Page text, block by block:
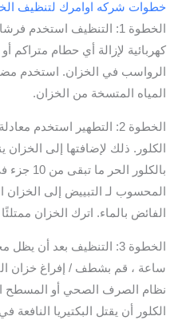
خطوات شركه اوامرك لتنظيف
الخطوة 1: التنظيف
كهربائية لإزالة أي حطام متراكم
الرواسب في الخزان. استخدم
المياه المتسخة من الخزان.
الخطوة 2: التطهير استخدم
الكلور. ذلك لإضافتها إلى الخزان
بالكلور
المحسوب لـ التبييض إلى الخزان
الفائض بالماء. اترك الخزان ممتلئًا لمدة
ساعة ، قم بشطف / إفراغ خزان
نظام الصرف الصحي أو المسطح
الكلور أن يقتل البكتيريا